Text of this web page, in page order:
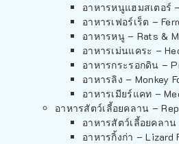
อาหารหนูแฮมสเตอร์
อาหารเฟอร์เร็ต –
อาหารหนู – Rats &
อาหารเม่นแคระ –
อาหารกระรอกดิน –
อาหารลิง – Monkey
อาหารเมียร์แคท –
อาหารสัตว์เลี้อยคลาน –
อาหารสัตว์เลี้อยคลา
อาหารกิ้งก่า – Lizard